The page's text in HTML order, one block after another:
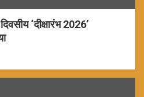
‘दीक्षारंभ 2026’